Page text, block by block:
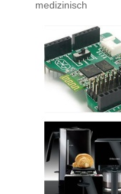
medizinisch